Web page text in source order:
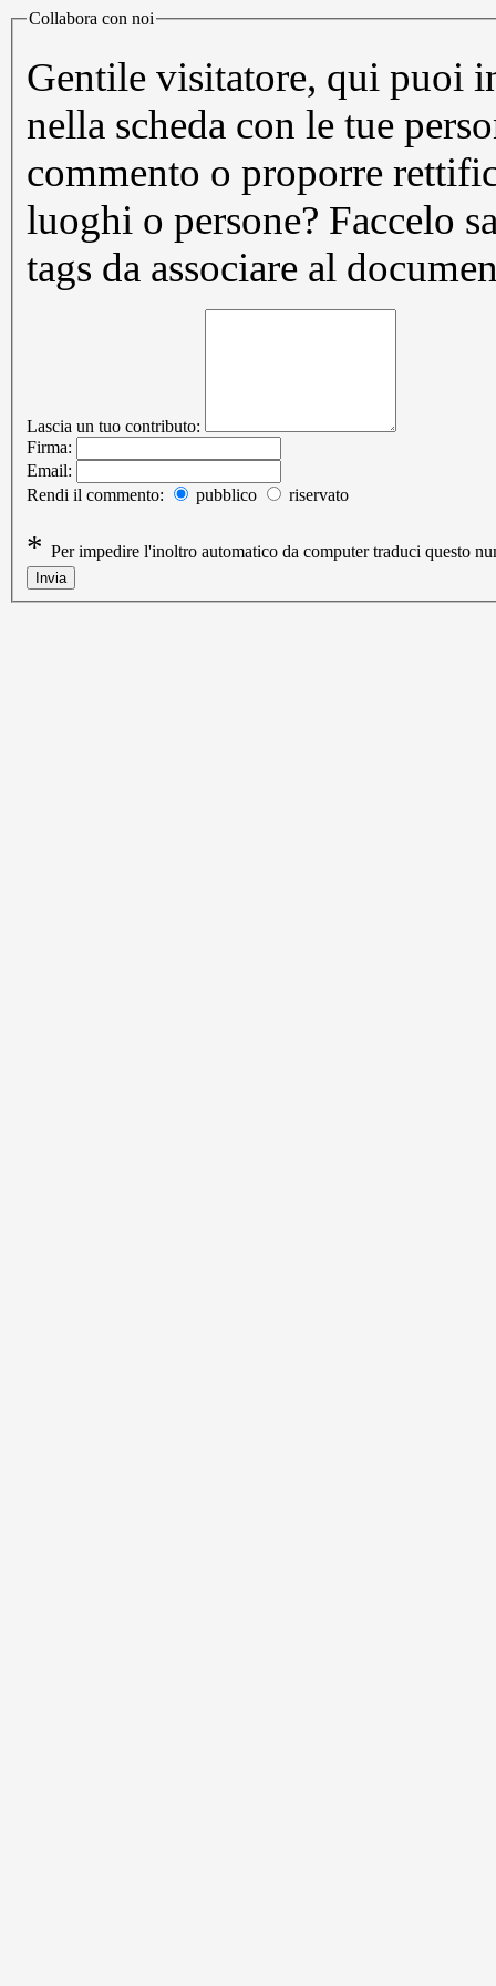
Collabora con noi
Gentile visitatore, qui puoi
nella scheda con le tue
commento o proporre
luoghi o persone? Faccelo sapere. Puoi inoltre
tags da associare al
Lascia un tuo contributo:
Firma:
Email:
Rendi il commento:
pubblico riservato
* Per impedire l'inoltro automatico da computer traduci questo